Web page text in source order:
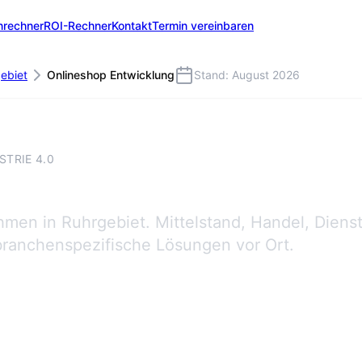
ROI-RechnerKontaktTermin vereinbaren
Onlineshop Entwicklung Stand: August 2026
4.0
in Ruhrgebiet. Mittelstand, Handel,
Lösungen vor Ort.